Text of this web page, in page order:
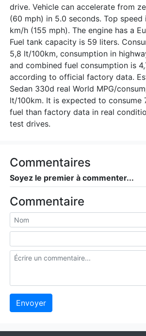
drive. Vehicle can accelerate from
(60 mph) in 5.0 seconds. Top
km/h (155 mph). The engine has a
Fuel tank capacity is 59 liters.
5,8 lt/100km, consumption in
and combined fuel consumption is
according to official factory data.
Sedan 330d real World MPG/
lt/100km. It is expected to consume
fuel than factory data in real
test drives.
Commentaires
Soyez le premier à commenter...
Commentaire
Envoyer